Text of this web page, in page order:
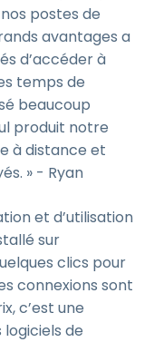
postes de
avantages a
d’accéder à
temps de
beaucoup
produit notre
à distance et
» - Ryan
et d’utilisation
sur
clics pour
connexions sont
c’est une
de